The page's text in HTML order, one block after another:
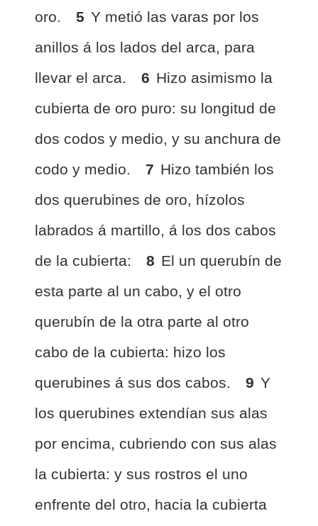
oro.
5 Y metió las varas por los
anillos á los lados del arca, para
llevar el arca.
6 Hizo asimismo la
cubierta de oro puro: su longitud de
dos codos y medio, y su anchura de
codo y medio.
7 Hizo también los
dos querubines de oro, hízolos
labrados á martillo, á los dos cabos
de la cubierta:
8 El un querubín de
esta parte al un cabo, y el otro
querubín de la otra parte al otro
cabo de la cubierta: hizo los
querubines á sus dos cabos.
9 Y
los querubines extendían sus alas
por encima, cubriendo con sus alas
la cubierta: y sus rostros el uno
enfrente del otro, hacia la cubierta